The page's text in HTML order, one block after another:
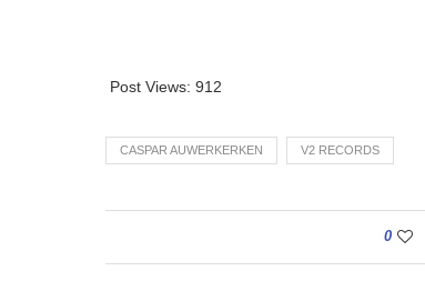
Post Views: 912
CASPAR AUWERKERKEN V2 RECORDS
0